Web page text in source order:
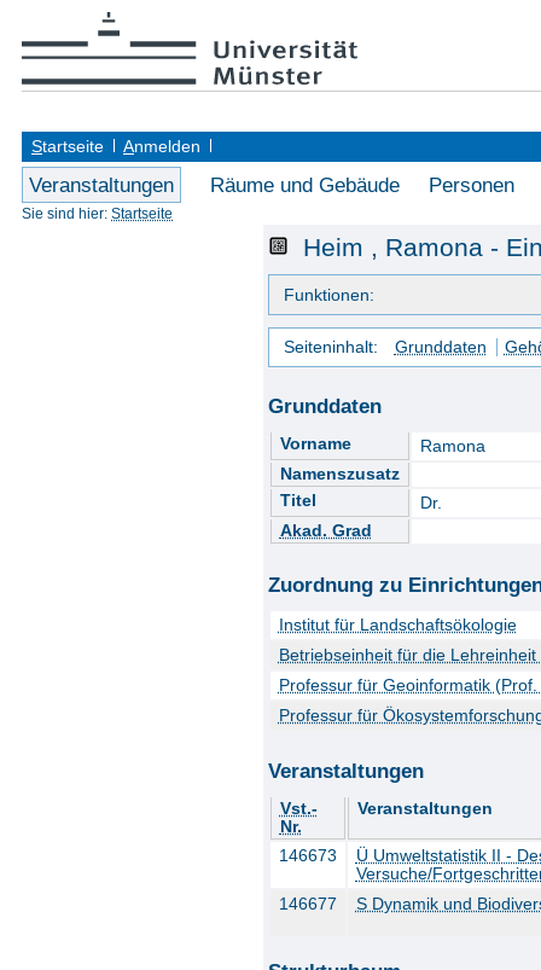
Startseite Anmelden
Veranstaltungen Räume und Gebäude Personen
Sie sind hier: Startseite
Heim , Ramona -
Funktionen:
Seiteninhalt: Grunddaten
Grunddaten
Vorname
Ramona
Namenszusatz
Titel
Dr.
Akad. Grad
Zuordnung zu
Institut für Landschaftsökologie
Betriebseinheit für die
Professur für Geoinformatik
Professur für
Veranstaltungen
Vst.-
Nr.
Veranstaltungen
146673
Ü Umweltstatistik II -
Versuche/
146677
S Dynamik und